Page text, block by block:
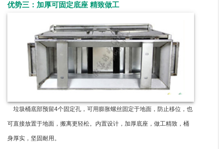
优势三：加厚可固定底座 精致做工
垃圾桶底部预留4个固定孔，可用膨胀螺丝固定于地面，防止移位，也
可直接放置于地面，搬离更轻松。内置设计，加厚底座，做工精致，桶
身厚实，坚固耐用。